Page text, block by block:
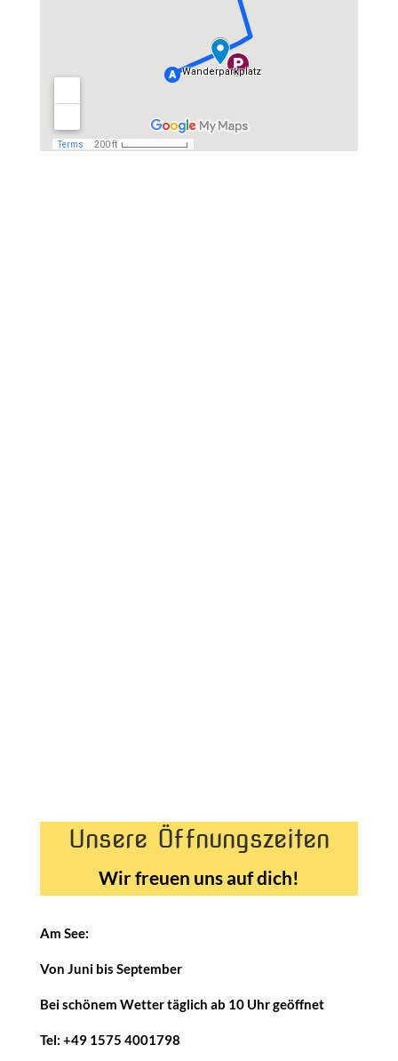
Unsere Öffnungszeiten
Wir freuen uns auf dich!
Am See:
Von Juni bis September
Bei schönem Wetter täglich ab 10 Uhr geöffnet
Tel: +49 1575 4001798